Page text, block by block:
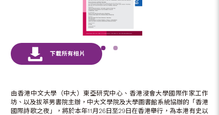
由香港中文大學（中大）東亞研究中心、香港浸會大學國際作家工作
坊、以及拔萃男書院主辦，中大文學院及大學圖書館系統協辦的「香港
國際詩歌之夜」，將於本年11月26日至29日在香港舉行，為本港有史以